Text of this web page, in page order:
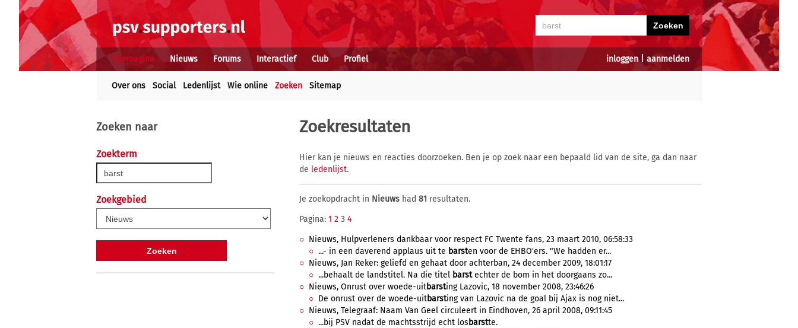
inloggen| aanmelden
Voorpagina Nieuws Forums Interactief Club Profiel
Over ons Social Ledenlijst Wie online Zoeken Sitemap
Zoeken naar
Zoekterm
Zoekgebied
Zoekresultaten
Hier kan je nieuws en reacties doorzoeken. Ben je op zoek naar een bepaald lid van de site, ga dan naar
de ledenlijst.
Je zoekopdracht in Nieuws had 81 resultaten.
Pagina: 1 2 3 4
Nieuws, Hulpverleners dankbaar voor respect FC Twente fans, 23 maart 2010, 06:58:33
...- in een daverend applaus uit te barsten voor de EHBO'ers. "We hadden er...
Nieuws, Jan Reker: geliefd en gehaat door achterban, 24 december 2009, 18:01:17
...behaalt de landstitel. Na die titel barstechter de bom in het doorgaans zo...
Nieuws, Onrust over woede-uitbarsting Lazovic, 18 november 2008, 23:46:26
De onrust over de woede-uitbarsting van Lazovic na de goal bij Ajax is nog niet...
Nieuws, Telegraaf: Naam Van Geel circuleert in Eindhoven, 26 april 2008, 09:11:45
...bij PSV nadat de machtsstrijd echt los barstte.